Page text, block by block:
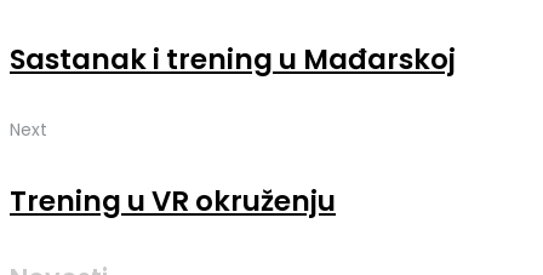
Sastanak i trening u Mađarskoj
Next
Trening u VR okruženju